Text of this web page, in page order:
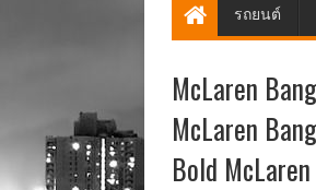
รถยนต์
McLaren
McLaren
Bold McLaren